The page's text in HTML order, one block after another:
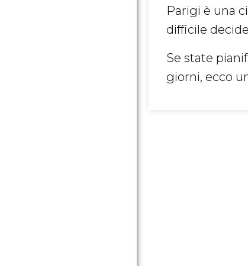
Parigi è una
difficile
Se state
giorni, ecco